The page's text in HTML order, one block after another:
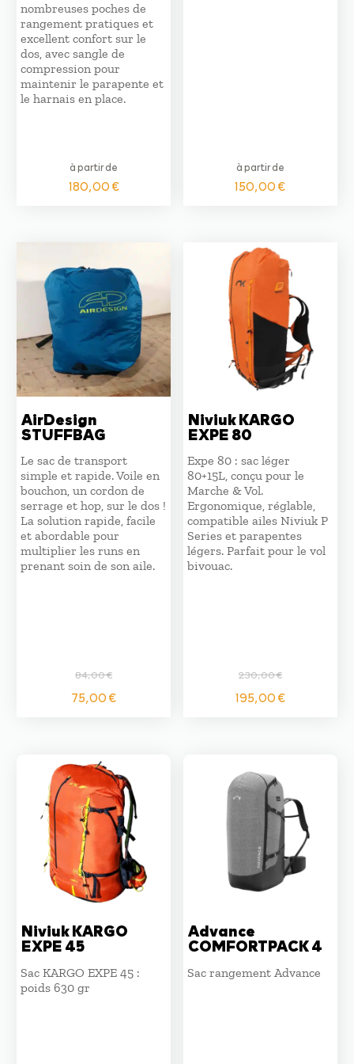
nombreuses poches de
rangement pratiques et
excellent confort sur le
dos, avec sangle de
compression pour
maintenir le parapente et
le harnais en place.
à partir de
180,00€
à partir de
150,00€
AirDesign
STUFFBAG
Le sac de transport
simple et rapide. Voile en
bouchon, un cordon de
serrage et hop, sur le dos !
La solution rapide, facile
et abordable pour
multiplier les runs en
prenant soin de son aile.
84,00€
Le
prix
84,00 €.
75,00€Le
Niviuk KARGO
EXPE 80
Expe 80 : sac léger
80+15L, conçu pour le
Marche & Vol.
Ergonomique, réglable,
compatible ailes Niviuk P
Series et parapentes
légers. Parfait pour le vol
bivouac.
230,00€
Le
prix
195,00€Le
Niviuk KARGO
EXPE 45
Sac KARGO EXPE 45 :
poids 630 gr
Advance
COMFORTPACK 4
Sac rangement Advance